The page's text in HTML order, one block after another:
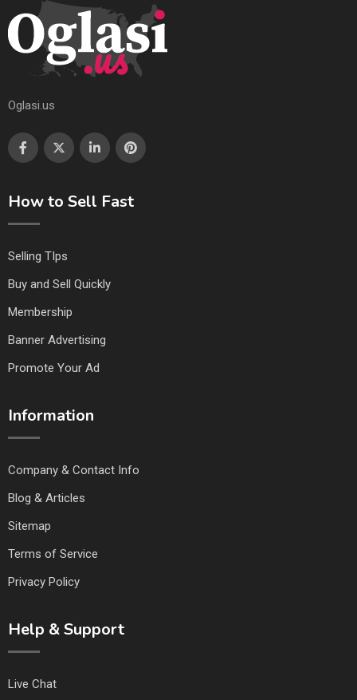
Oglasi.us
How to Sell Fast
Selling TIps
Buy and Sell Quickly
Membership
Banner Advertising
Promote Your Ad
Information
Company & Contact Info
Blog & Articles
Sitemap
Terms of Service
Privacy Policy
Help & Support
Live Chat